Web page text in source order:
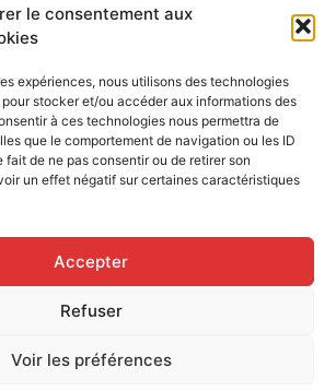
le consentement aux
expériences, nous utilisons des technologies
stocker et/ou accéder aux informations des
à ces technologies nous permettra de
que le comportement de navigation ou les ID
fait de ne pas consentir ou de retirer son
un effet négatif sur certaines caractéristiques
Accepter
Refuser
Voir les préférences
s’empare pleinement de la
: questionner nos excès ». Il met en
d’une surconsommation qui s’emballe,
et nous rappelle que l’accumulation
ÇA PRESSE proposera
publiques, ateliers, débats,
projections, et moments de
réunissant dessinateurs, journalistes,
et publics de tous âges. La